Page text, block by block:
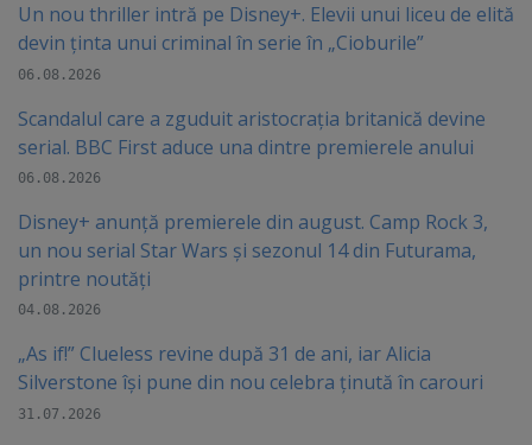
Un nou thriller intră pe Disney+. Elevii unui liceu de elită
devin ținta unui criminal în serie în „Cioburile”
06.08.2026
Scandalul care a zguduit aristocrația britanică devine
serial. BBC First aduce una dintre premierele anului
06.08.2026
Disney+ anunță premierele din august. Camp Rock 3,
un nou serial Star Wars și sezonul 14 din Futurama,
printre noutăți
04.08.2026
„As if!” Clueless revine după 31 de ani, iar Alicia
Silverstone își pune din nou celebra ținută în carouri
31.07.2026